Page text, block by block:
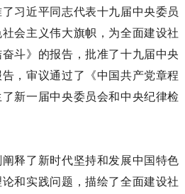
习近平同志代表十九届中央委员
会主义伟大旗帜，为全面建设社
斗》的报告，批准了十九届中央
，审议通过了《中国共产党章程
了新一届中央委员会和中央纪律检
释了新时代坚持和发展中国特色
和实践问题，描绘了全面建设社